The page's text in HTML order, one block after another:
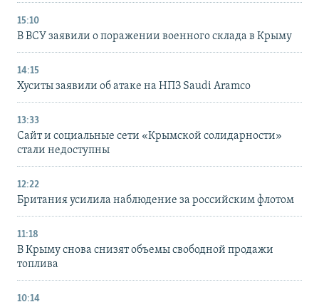
15:10
В ВСУ заявили о поражении военного склада в Крыму
14:15
Хуситы заявили об атаке на НПЗ Saudi Aramco
13:33
Сайт и социальные сети «Крымской солидарности»
стали недоступны
12:22
Британия усилила наблюдение за российским флотом
11:18
В Крыму снова снизят объемы свободной продажи
топлива
10:14